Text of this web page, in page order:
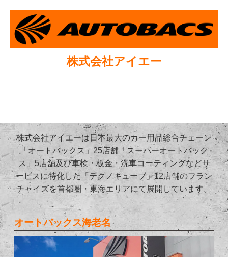
株式会社アイエー
株式会社アイエーは日本最大のカー用品総合チェーン
「オートバックス」25店舗「スーパーオートバック
ス」5店舗及び車検・板金・洗車コーティングなどサ
ービスに特化した「テクノキューブ」12店舗のフラン
チャイズを首都圏・東海エリアにて展開しています。
オートバックス海老名